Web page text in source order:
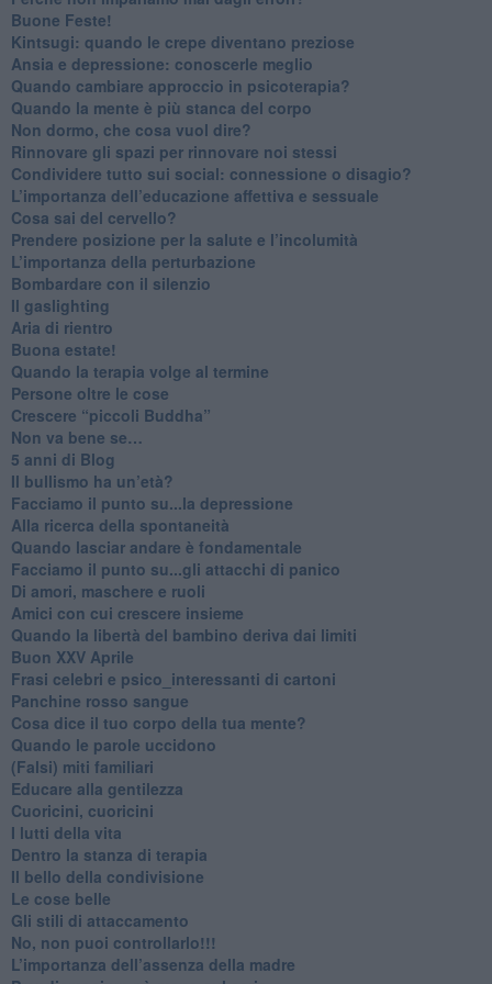
​Buone Feste!
​Kintsugi: quando le crepe diventano preziose
Ansia e depressione: conoscerle meglio
Quando cambiare approccio in psicoterapia?
​Quando la mente è più stanca del corpo
Non dormo, che cosa vuol dire?
​Rinnovare gli spazi per rinnovare noi stessi
​Condividere tutto sui social: connessione o disagio?
​L’importanza dell’educazione affettiva e sessuale
​Cosa sai del cervello?
Prendere posizione per la salute e l’incolumità
L’importanza della perturbazione
​Bombardare con il silenzio
Il gaslighting
Aria di rientro
Buona estate!
​Quando la terapia volge al termine
​Persone oltre le cose
​Crescere “piccoli Buddha”
Non va bene se…
​5 anni di Blog
​Il bullismo ha un’età?
Facciamo il punto su...la depressione
​Alla ricerca della spontaneità
​Quando lasciar andare è fondamentale
Facciamo il punto su...gli attacchi di panico
Di amori, maschere e ruoli
​Amici con cui crescere insieme
​Quando la libertà del bambino deriva dai limiti
Buon XXV Aprile
​Frasi celebri e psico_interessanti di cartoni
​Panchine rosso sangue
​Cosa dice il tuo corpo della tua mente?
​Quando le parole uccidono
​(Falsi) miti familiari
​Educare alla gentilezza
​Cuoricini, cuoricini
I lutti della vita
​Dentro la stanza di terapia
​Il bello della condivisione
Le cose belle
​Gli stili di attaccamento
No, non puoi controllarlo!!!
​L’importanza dell’assenza della madre